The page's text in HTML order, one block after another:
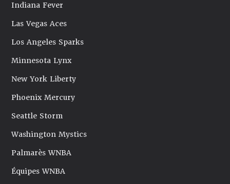
Indiana Fever
Las Vegas Aces
Los Angeles Sparks
Minnesota Lynx
New York Liberty
Phoenix Mercury
Seattle Storm
Washington Mystics
Palmarès WNBA
Équipes WNBA